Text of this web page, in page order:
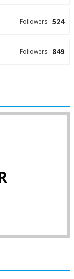
524
Followers
849
Followers